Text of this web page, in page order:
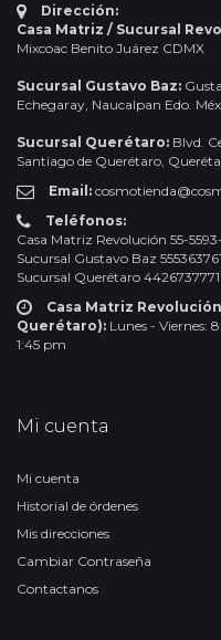
Dirección:
Casa Matriz / Sucursal
Mixcoac Benito Juárez CDMX
Sucursal Gustavo Baz:
Echegaray, Naucalpan Edo.
Sucursal Querétaro: Blvd.
Santiago de Querétaro,
Email:
Teléfonos:
Casa Matriz Revolución 55-
Sucursal Gustavo Baz
Sucursal Querétaro
Casa Matriz
Querétaro): Lunes - Viernes:
1:45 pm
Mi cuenta
Mi cuenta
Historial de órdenes
Mis direcciones
Cambiar Contraseña
Contactanos